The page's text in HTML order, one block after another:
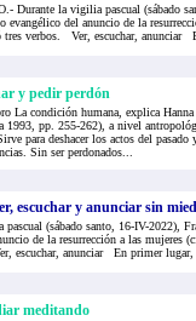
Durante la vigilia pascual (sábado
evangélico del anuncio de la
tres verbos. Ver, escuchar, anunciar
y pedir perdón
La condición humana, explica
1993, pp. 255-262), a nivel
para deshacer los actos del pasado
Sin ser perdonados...
escuchar y anunciar sin
(sábado santo, 16-IV-2022),
de la resurrección a las mujeres
escuchar, anunciar En primer lugar,
meditando